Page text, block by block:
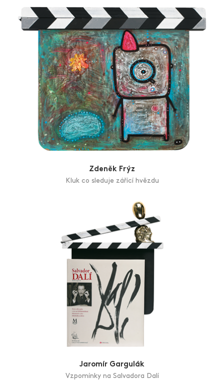
Zdeněk Frýz
Kluk co sleduje zářící hvězdu
Jaromír Gargulák
Vzpomínky na Salvadora Dalí